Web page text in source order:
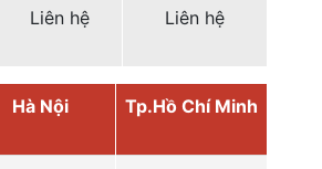
Liên hệ Liên hệ
Hà Nội Tp.Hồ Chí Minh